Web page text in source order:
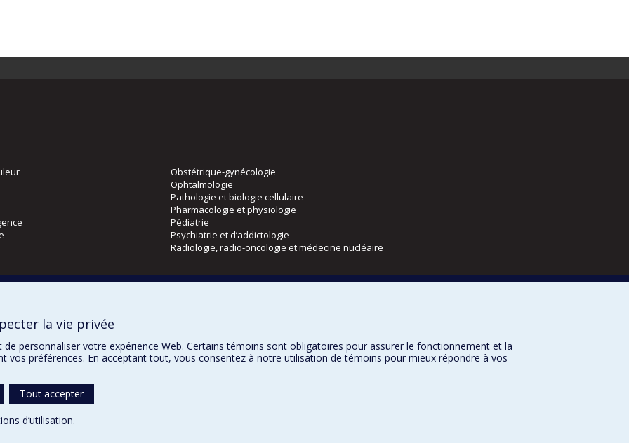
Obstétrique-gynécologie
Ophtalmologie
Pathologie et biologie cellulaire
Pharmacologie et physiologie
Pédiatrie
Psychiatrie et d’addictologie
Radiologie, radio-oncologie et médecine nucléaire
la vie privée
de personnaliser votre expérience Web. Certains témoins sont obligatoires pour assurer le fonctionnement et la
vos préférences. En acceptant tout, vous consentez à notre utilisation de témoins pour mieux répondre à vos
Tout accepter
d’utilisation.